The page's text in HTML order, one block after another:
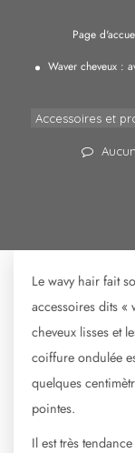
Page
Waver cheveux :
Accessoires et
Le wavy hair fait
accessoires dits «
cheveux lisses et
coiffure ondulée
quelques
pointes.
Il est très